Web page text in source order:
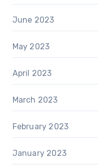
June 2023
May 2023
April 2023
March 2023
February 2023
January 2023